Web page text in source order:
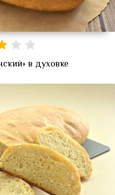
в духовке